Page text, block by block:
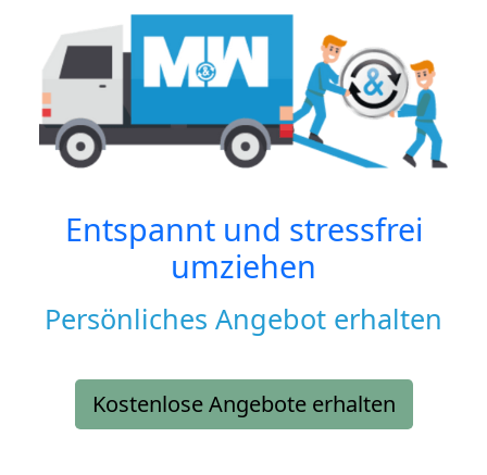
Entspannt und stressfrei
umziehen
Persönliches Angebot erhalten
Kostenlose Angebote erhalten